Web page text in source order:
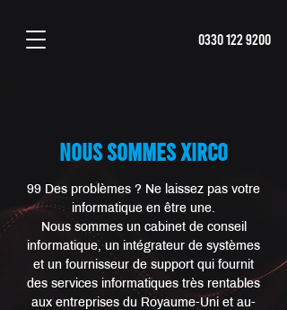
0330 122 9200
NOUS SOMMES XIRCO
99 Des problèmes ? Ne laissez pas votre
informatique en être une.
Nous sommes un cabinet de conseil
informatique, un intégrateur de systèmes
et un fournisseur de support qui fournit
des services informatiques très rentables
aux entreprises du Royaume-Uni et au-